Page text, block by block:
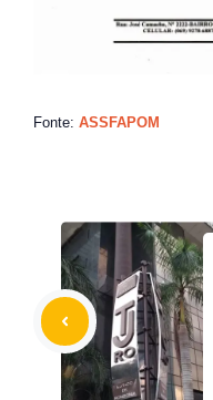
Fonte: ASSFAPOM